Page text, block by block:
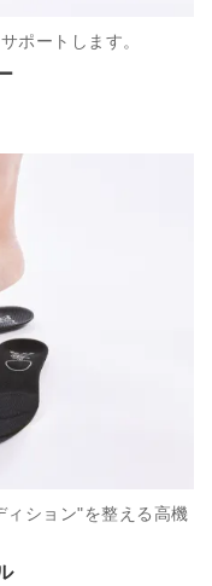
ポートします。
ション"を整える高機